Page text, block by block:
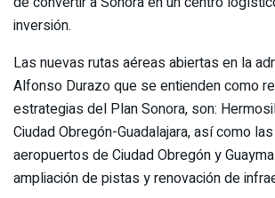
inversión.
Las nuevas rutas aéreas abiertas en la
Alfonso Durazo que se entienden como
estrategias del Plan Sonora, son:
Ciudad Obregón-Guadalajara, así como
aeropuertos de Ciudad Obregón y
ampliación de pistas y renovación de